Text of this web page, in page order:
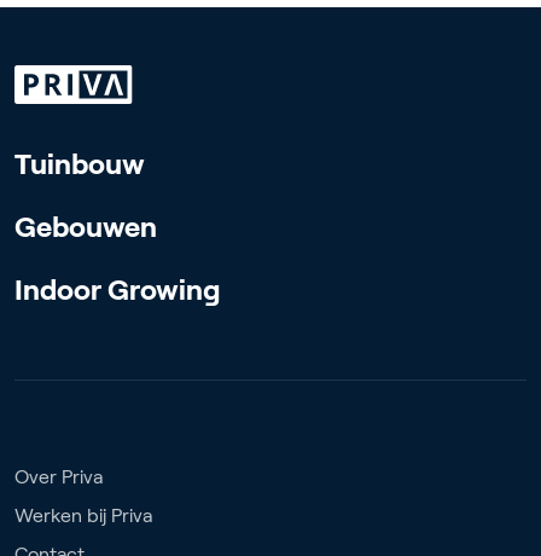
Tuinbouw
Gebouwen
Indoor Growing
Over Priva
Werken bij Priva